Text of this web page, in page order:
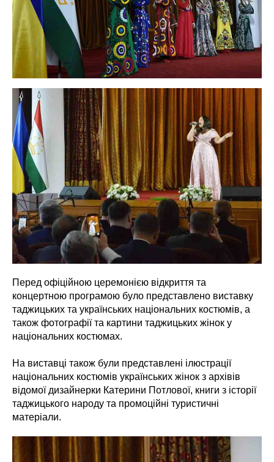
Перед офіційною церемонією відкриття та
концертною програмою було представлено виставку
таджицьких та українських національних костюмів, а
також фотографії та картини таджицьких жінок у
національних костюмах.
На виставці також були представлені ілюстрації
національних костюмів українських жінок з архівів
відомої дизайнерки Катерини Потлової, книги з історії
таджицького народу та промоційні туристичні
матеріали.